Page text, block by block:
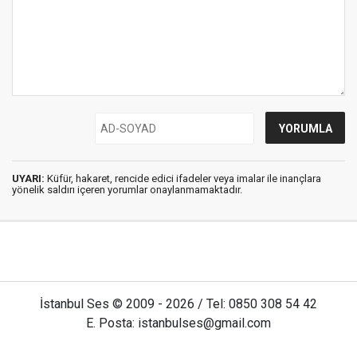
UYARI: Küfür, hakaret, rencide edici ifadeler veya imalar ile inançlara
yönelik saldırı içeren yorumlar onaylanmamaktadır.
İstanbul Ses © 2009 - 2026 / Tel: 0850 308 54 42
E. Posta: istanbulses@gmail.com